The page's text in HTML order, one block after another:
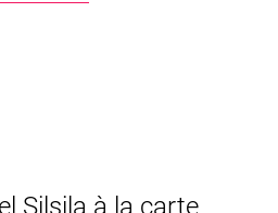
Silsila à la carte